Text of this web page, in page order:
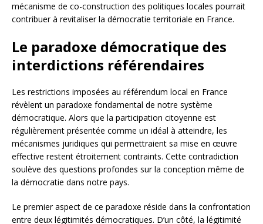
mécanisme de co-construction des politiques locales pourrait
contribuer à revitaliser la démocratie territoriale en France.
Le paradoxe démocratique des
interdictions référendaires
Les restrictions imposées au référendum local en France
révèlent un paradoxe fondamental de notre système
démocratique. Alors que la participation citoyenne est
régulièrement présentée comme un idéal à atteindre, les
mécanismes juridiques qui permettraient sa mise en œuvre
effective restent étroitement contraints. Cette contradiction
soulève des questions profondes sur la conception même de
la démocratie dans notre pays.
Le premier aspect de ce paradoxe réside dans la confrontation
entre deux légitimités démocratiques. D’un côté, la légitimité